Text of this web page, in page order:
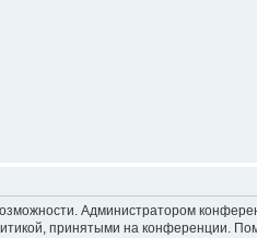
Администратором
принятыми на конференции.